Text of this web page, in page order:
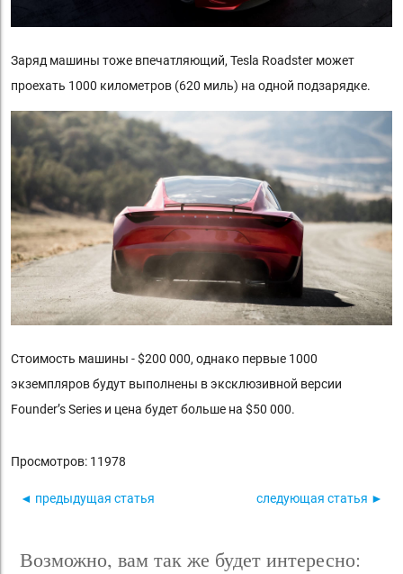
Заряд машины тоже впечатляющий, Tesla Roadster может
проехать 1000 километров (620 миль) на одной подзарядке.
Стоимость машины - $200 000, однако первые 1000
экземпляров будут выполнены в эксклюзивной версии
Founder’s Series и цена будет больше на $50 000.
Просмотров: 11978
◄ предыдущая статья следующая статья ►
Возможно, вам так же будет интересно: